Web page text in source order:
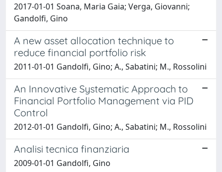
2017-01-01 Soana, Maria Gaia; Verga, Giovanni;
Gandolfi, Gino
A new asset allocation technique to
reduce financial portfolio risk
2011-01-01 Gandolfi, Gino; A., Sabatini; M., Rossolini
An Innovative Systematic Approach to
Financial Portfolio Management via PID
Control
2012-01-01 Gandolfi, Gino; A., Sabatini; M., Rossolini
Analisi tecnica finanziaria
2009-01-01 Gandolfi, Gino